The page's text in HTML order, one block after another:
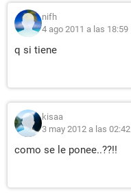
nifh
4 ago 2011 a las 18:59
q si tiene
kisaa
3 may 2012 a las 02:42
como se le ponee..??!!